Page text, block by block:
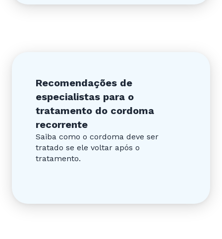
Recomendações de
especialistas para o
tratamento do cordoma
recorrente
Saiba como o cordoma deve ser
tratado se ele voltar após o
tratamento.